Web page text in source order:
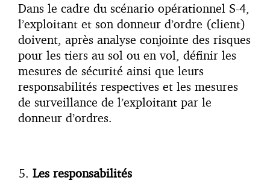
Dans le cadre du scénario opérationnel S-4,
l’exploitant et son donneur d’ordre (client)
doivent, après analyse conjointe des risques
pour les tiers au sol ou en vol, définir les
mesures de sécurité ainsi que leurs
responsabilités respectives et les mesures
de surveillance de l’exploitant par le
donneur d’ordres.
Les responsabilités